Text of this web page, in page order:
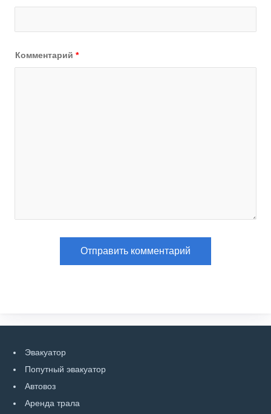
Комментарий *
Эвакуатор
Попутный эвакуатор
Автовоз
Аренда трала